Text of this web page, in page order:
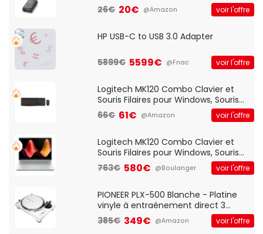
26€ 20€ @Amazon voir l'offre
HP USB-C to USB 3.0 Adapter
5899€ 5599€ @Fnac voir l'offre
Logitech MK120 Combo Clavier et
Souris Filaires pour Windows, Souris
Optique Filaire, Connexion USB Plug
And Play, Confortable, Taille
QWERTY UK - Noir
66€ 61€ @Amazon voir l'offre
Logitech MK120 Combo Clavier et
Souris Filaires pour Windows, Souris
Optique Filaire, Connexion USB Plug
And Play, Confortable, Taille
QWERTY UK - Noir
763€ 580€ @Boulanger voir l'offre
PIONEER PLX-500 Blanche - Platine
vinyle à entraénement direct 3
vitesses (33-45-78 trs/min) avec
pre-ampli intégré et port USB
385€ 349€ @Amazon voir l'offre